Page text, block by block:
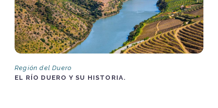
Región del Duero
EL RÍO DUERO Y SU HISTORIA.